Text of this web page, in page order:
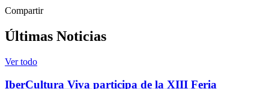
Compartir
Últimas Noticias
Ver todo
IberCultura Viva participa de la XIII Feria